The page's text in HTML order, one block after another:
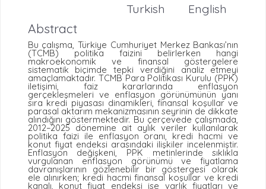
English
Turkish
Abstract
Bu çalışma, Türkiye Cumhuriyet Merkez Bankası’nın
(TCMB) politika faizini belirlerken hangi
makroekonomik ve finansal göstergelere
sistematik biçimde tepki verdiğini analiz etmeyi
amaçlamaktadır. TCMB Para Politikası Kurulu (PPK)
iletişimi, faiz kararlarında enflasyon
gerçekleşmeleri ve enflasyon görünümünün yanı
sıra kredi piyasası dinamikleri, finansal koşullar ve
parasal aktarım mekanizmasının seyrinin de dikkate
alındığını göstermektedir. Bu çerçevede çalışmada,
2012–2025 dönemine ait aylık veriler kullanılarak
politika faizi ile enflasyon oranı, kredi hacmi ve
konut fiyat endeksi arasındaki ilişkiler incelenmiştir.
Enflasyon değişkeni, PPK metinlerinde sıklıkla
vurgulanan enflasyon görünümü ve fiyatlama
davranışlarının gözlenebilir bir göstergesi olarak
ele alınırken; kredi hacmi finansal koşullar ve kredi
kanalı, konut fiyat endeksi ise varlık fiyatları ve